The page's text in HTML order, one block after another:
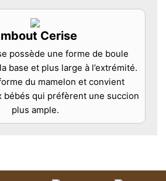
Cerise
possède une forme de boule
base et plus large à l’extrémité.
du mamelon et convient
bébés qui préfèrent une succion
plus ample.